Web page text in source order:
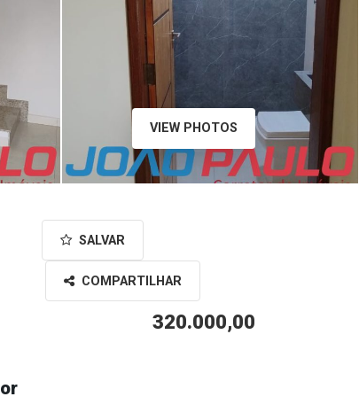
VIEW PHOTOS
SALVAR
COMPARTILHAR
320.000,00